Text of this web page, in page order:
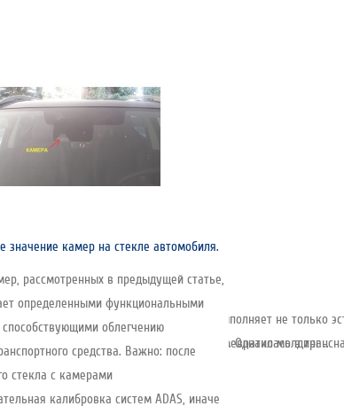
году и за почти 90 лет развития превратилась в
по периметру стекла. Он выполняет не только
— её создаёт клеевой слой под стеклом. Однако молдинг ..
значение камер на стекле автомобиля.
рассмотренных в предыдущей статье,
определенными функциональными
облегчению
средства. Важно: после
стекла с камерами
калибровка систем ADAS, иначе